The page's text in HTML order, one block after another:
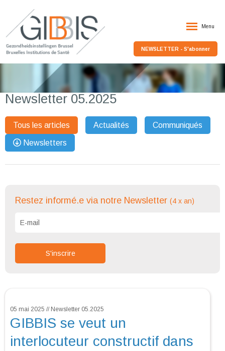
Menu
NEWSLETTER - S'abonner
Newsletter 05.2025
Tous les articles Actualités Communiqués
Newsletters
Restez informé.e via notre Newsletter (4 x an)
05 mai 2025 // Newsletter 05.2025
GIBBIS se veut un
interlocuteur constructif dans